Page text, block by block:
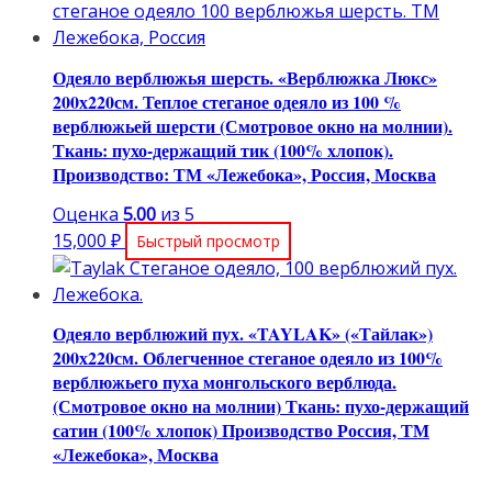
Одеяло верблюжья шерсть. «Верблюжка Люкс»
200х220см. Теплое стеганое одеяло из 100 %
верблюжьей шерсти (Смотровое окно на молнии).
Ткань: пухо-держащий тик (100% хлопок).
Производство: ТМ «Лежебока», Россия, Москва
Оценка 5.00 из 5
15,000 ₽ Быстрый просмотр
Одеяло верблюжий пух. «TAYLAK» («Тайлак»)
200х220см. Облегченное стеганое одеяло из 100%
верблюжьего пуха монгольского верблюда.
(Смотровое окно на молнии) Ткань: пухо-держащий
сатин (100% хлопок) Производство Россия, ТМ
«Лежебока», Москва